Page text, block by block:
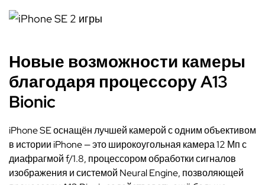
Новые возможности камеры
благодаря процессору A13
Bionic
iPhone SE оснащён лучшей камерой с одним объективом
в истории iPhone — это широкоугольная камера 12 Мп с
диафрагмой f/1.8, процессором обработки сигналов
изображения и системой Neural Engine, позволяющей